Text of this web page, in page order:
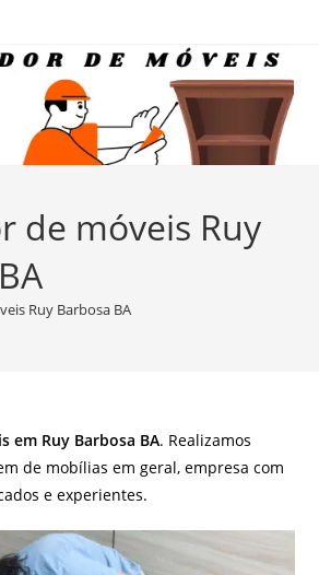
de móveis Ruy
Ruy Barbosa BA
em Ruy Barbosa BA. Realizamos
de mobílias em geral, empresa com
e experientes.